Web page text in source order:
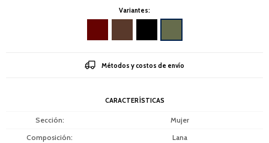
Variantes:
Métodos y costos de envío
CARACTERÍSTICAS
Sección
Mujer
Composición
Lana